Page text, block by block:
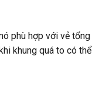
phù hợp với vẻ
khung quá to có